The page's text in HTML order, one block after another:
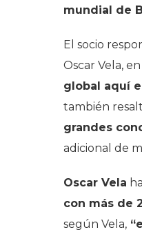
mundial de
El socio
Oscar Vela,
global aquí
también
grandes
adicional de
Oscar Vela
con más de
según Vela,